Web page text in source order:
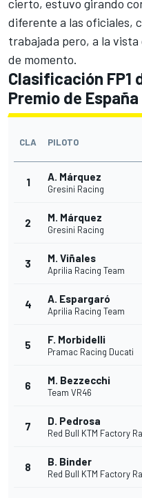
cierto, estuvo girando
diferente a las oficiales,
trabajada pero, a la
de momento.
Clasificación FP1
Premio de
CLA PILOTO
1 A. Márquez
Gresini Racing
2 M. Márquez
Gresini Racing
3 M. Viñales
Aprilia Racing Team
4 A. Espargaró
Aprilia Racing Team
5 F. Morbidelli
Pramac Racing Ducati
6 M. Bezzecchi
Team VR46
7 D. Pedrosa
Red Bull KTM Factory
8 B. Binder
Red Bull KTM Factory